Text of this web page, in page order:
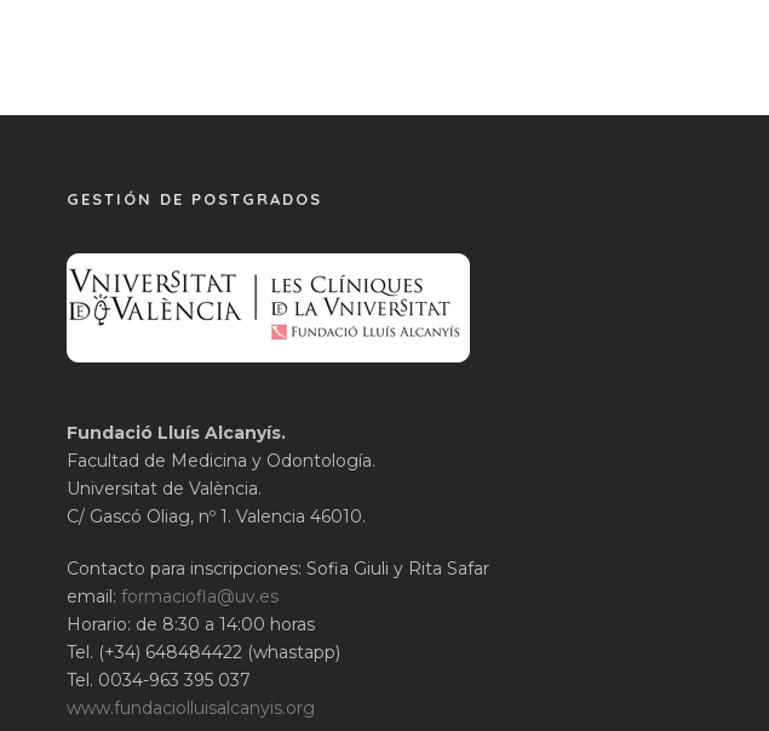
GESTIÓN DE POSTGRADOS
Fundació Lluís Alcanyís.
Facultad de Medicina y Odontología.
Universitat de València.
C/ Gascó Oliag, nº 1. Valencia 46010.
Contacto para inscripciones: Sofia Giuli y Rita Safar
email:formaciofla@uv.es
Horario: de 8:30 a 14:00 horas
Tel. (+34) 648484422 (whastapp)
Tel. 0034-963 395 037
www.fundaciolluisalcanyis.org